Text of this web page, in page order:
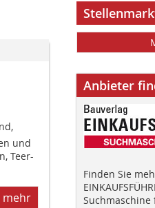
und
Teer-
mehr
Anbieter
Finden Sie